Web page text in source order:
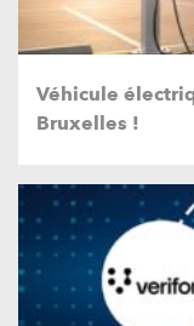
Véhicule
Bruxelles !